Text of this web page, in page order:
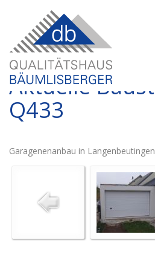
Aktuelle
Q433
Garagenenanbau in Langenbeutingen